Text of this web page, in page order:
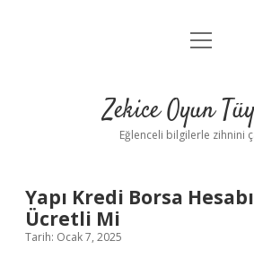
Anasayfa
Yasal Uyarı
menüyü
Zekice Oyun
Eğlenceli bilgilerle zihnini
Yapı Kredi Borsa
Ücretli Mi
Tarih: Ocak 7, 2025